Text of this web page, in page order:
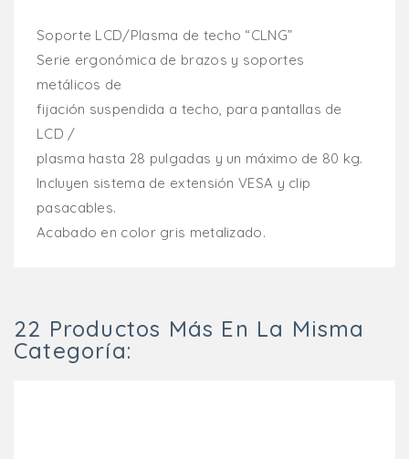
Soporte LCD/Plasma de techo “CLNG”
Serie ergonómica de brazos y soportes
metálicos de
fijación suspendida a techo, para pantallas de
LCD /
plasma hasta 28 pulgadas y un máximo de 80 kg.
Incluyen sistema de extensión VESA y clip
pasacables.
Acabado en color gris metalizado.
22 Productos Más En La Misma
Categoría: